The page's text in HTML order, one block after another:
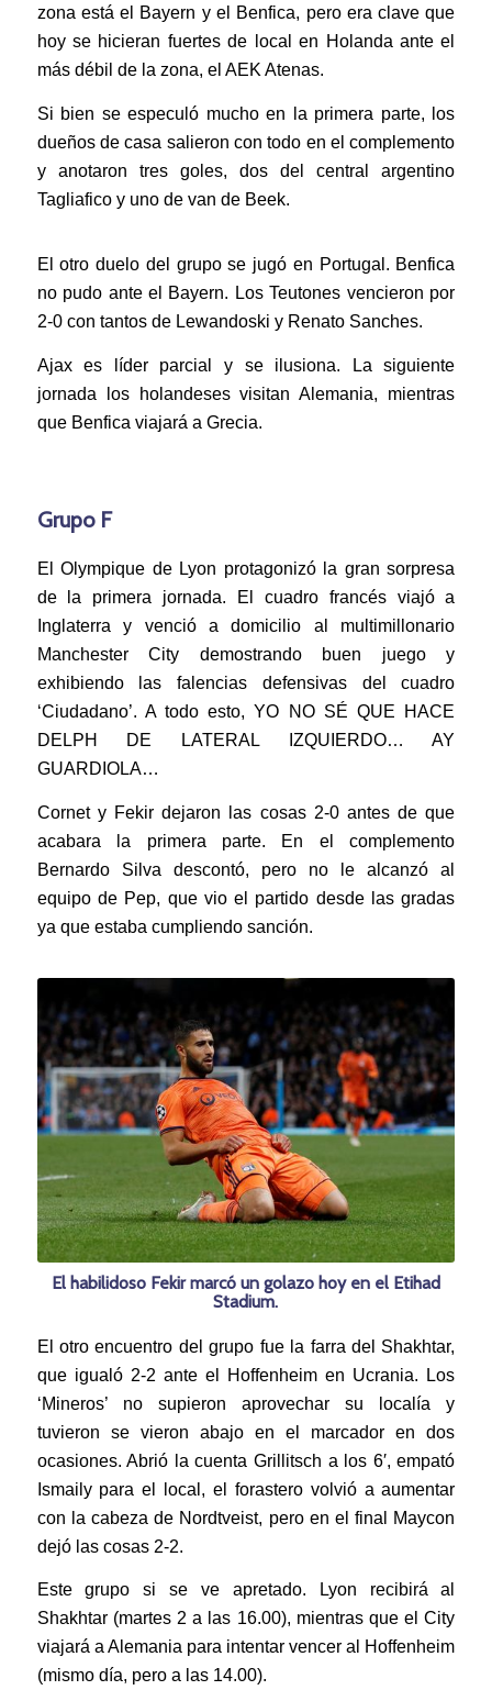
zona está el Bayern y el Benfica, pero era clave que
hoy se hicieran fuertes de local en Holanda ante el
más débil de la zona, el AEK Atenas.
Si bien se especuló mucho en la primera parte, los
dueños de casa salieron con todo en el complemento
y anotaron tres goles, dos del central argentino
Tagliafico y uno de van de Beek.
El otro duelo del grupo se jugó en Portugal. Benfica
no pudo ante el Bayern. Los Teutones vencieron por
2-0 con tantos de Lewandoski y Renato Sanches.
Ajax es líder parcial y se ilusiona. La siguiente
jornada los holandeses visitan Alemania, mientras
que Benfica viajará a Grecia.
Grupo F
El Olympique de Lyon protagonizó la gran sorpresa
de la primera jornada. El cuadro francés viajó a
Inglaterra y venció a domicilio al multimillonario
Manchester City demostrando buen juego y
exhibiendo las falencias defensivas del cuadro
‘Ciudadano’. A todo esto, YO NO SÉ QUE HACE
DELPH DE LATERAL IZQUIERDO… AY
GUARDIOLA…
Cornet y Fekir dejaron las cosas 2-0 antes de que
acabara la primera parte. En el complemento
Bernardo Silva descontó, pero no le alcanzó al
equipo de Pep, que vio el partido desde las gradas
ya que estaba cumpliendo sanción.
El habilidoso Fekir marcó un golazo hoy en el Etihad
Stadium.
El otro encuentro del grupo fue la farra del Shakhtar,
que igualó 2-2 ante el Hoffenheim en Ucrania. Los
‘Mineros’ no supieron aprovechar su localía y
tuvieron se vieron abajo en el marcador en dos
ocasiones. Abrió la cuenta Grillitsch a los 6′, empató
Ismaily para el local, el forastero volvió a aumentar
con la cabeza de Nordtveist, pero en el final Maycon
dejó las cosas 2-2.
Este grupo si se ve apretado. Lyon recibirá al
Shakhtar (martes 2 a las 16.00), mientras que el City
viajará a Alemania para intentar vencer al Hoffenheim
(mismo día, pero a las 14.00).